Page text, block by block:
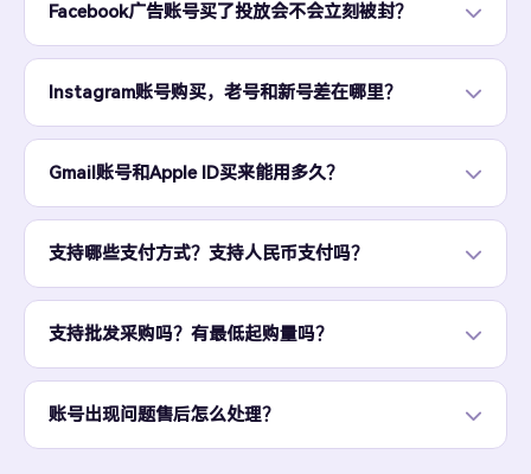
Facebook广告账号买了投放会不会立刻被封？
Instagram账号购买，老号和新号差在哪里？
Gmail账号和Apple ID买来能用多久？
支持哪些支付方式？支持人民币支付吗？
支持批发采购吗？有最低起购量吗？
账号出现问题售后怎么处理？